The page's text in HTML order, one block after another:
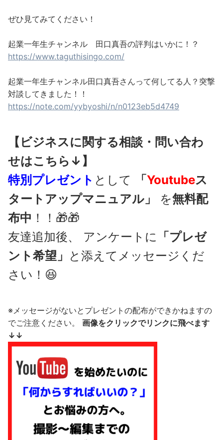
ぜひ見てみてください！
起業一年生チャンネル 田口真吾の評判はいかに！？
https://www.taguthisingo.com/
起業一年生チャンネル田口真吾さんって何してる人？突撃
対談してきました！！
https://note.com/yybyoshi/n/n0123eb5d4749
【ビジネスに関する相談・問い合わ
せはこちら↓】
特別プレゼント として 「Youtubeス
タートアップマニュアル」
を無料配
布中 ！！🎁🎁
友達追加後、 アンケートに 「プレゼ
ント希望」 と添えてメッセージくだ
さい！😆
※メッセージがないとプレゼントの配布ができかねますの
でご注意ください。 画像をクリックでリンクに飛べます
↓↓